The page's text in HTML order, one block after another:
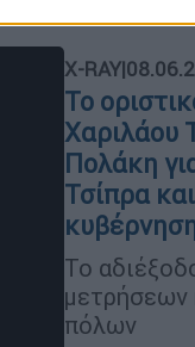
X-RAY|
Το
Χαριλάου
Πολάκη
Τσίπρα
Το
μετρήσεων
πόλων